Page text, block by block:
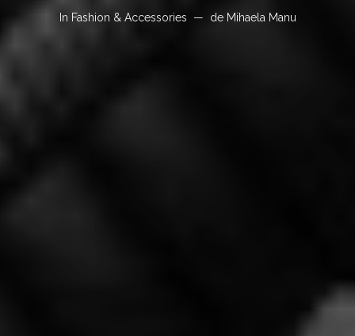
In Fashion & Accessories de Mihaela Manu